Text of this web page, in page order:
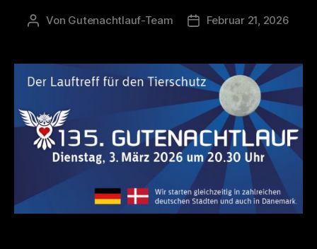
Beitragsautor
Von Gutenachtlauf-Team Veröffentlichungsdatum
Februar 21, 2026